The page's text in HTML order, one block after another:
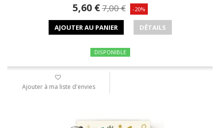
5,60 €7,00 € -20%
AJOUTER AU PANIER DÉTAILS
DISPONIBLE
Ajouter à ma liste d'envies